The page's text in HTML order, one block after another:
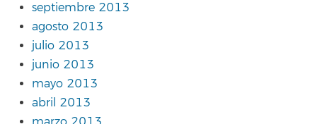
septiembre 2013
agosto 2013
julio 2013
junio 2013
mayo 2013
abril 2013